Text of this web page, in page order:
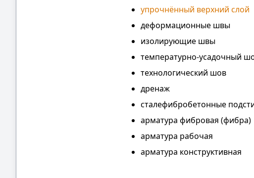
упрочнённый верхний слой
деформационные швы
изолирующие швы
температурно-усадочный
технологический шов
дренаж
сталефибробетонные
арматура фибровая (фибра)
арматура рабочая
арматура конструктивная